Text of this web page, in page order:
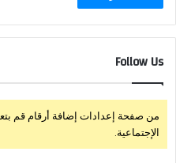
Follow Us
من صفحة إعدادات إضافة أرقام قم
الإجتماعية.